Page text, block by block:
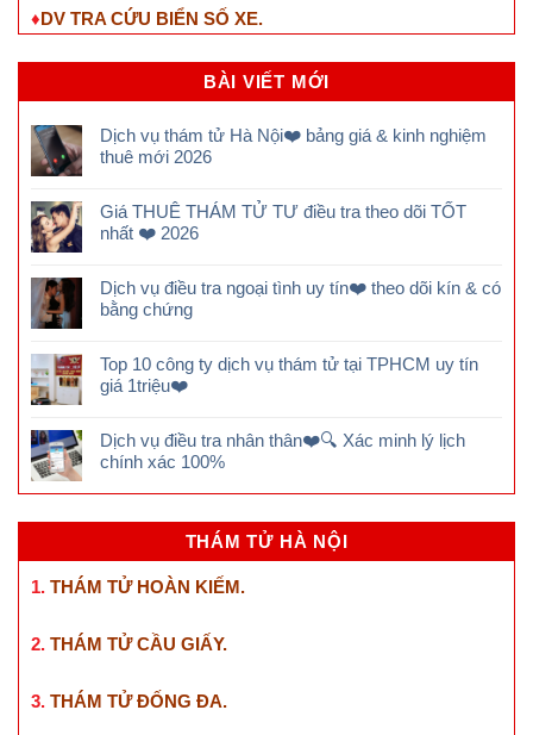
♦DV TRA CỨU BIỂN SỐ XE.
BÀI VIẾT MỚI
Dịch vụ thám tử Hà Nội❤️ bảng giá & kinh nghiệm
thuê mới 2026
Giá THUÊ THÁM TỬ TƯ điều tra theo dõi TỐT
nhất ❤️ 2026
Dịch vụ điều tra ngoại tình uy tín❤️ theo dõi kín & có
bằng chứng
Top 10 công ty dịch vụ thám tử tại TPHCM uy tín
giá 1triệu❤️
Dịch vụ điều tra nhân thân❤️🔍 Xác minh lý lịch
chính xác 100%
THÁM TỬ HÀ NỘI
1. THÁM TỬ HOÀN KIẾM.
2. THÁM TỬ CẦU GIẤY.
3. THÁM TỬ ĐỐNG ĐA.